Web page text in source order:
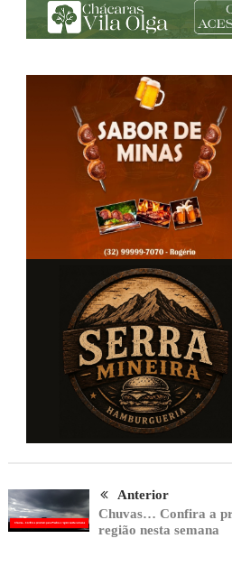
Anterior
Chuvas… Confira a
região nesta semana